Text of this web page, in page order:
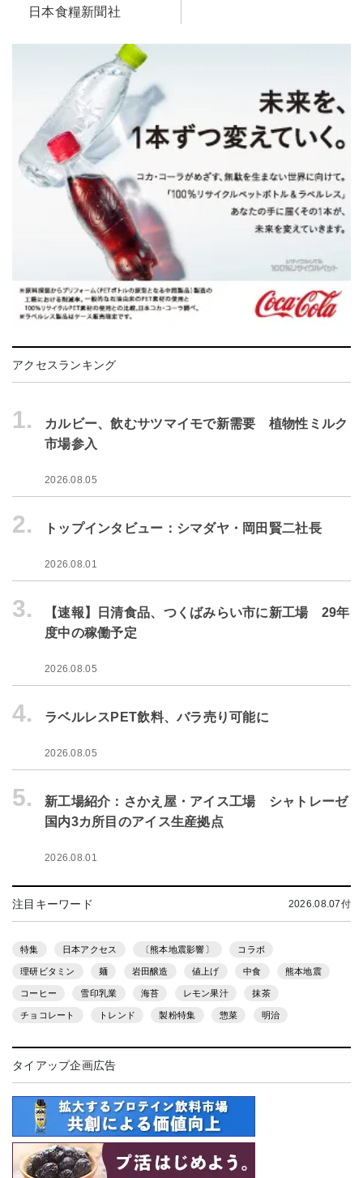
日本食糧新聞社
アクセスランキング
1.
カルビー、飲むサツマイモで新需要 植物性ミルク
市場参入
2026.08.05
2. トップインタビュー：シマダヤ・岡田賢二社長
2026.08.01
3.
【速報】日清食品、つくばみらい市に新工場 29年
度中の稼働予定
2026.08.05
4. ラベルレスPET飲料、バラ売り可能に
2026.08.05
5.
新工場紹介：さかえ屋・アイス工場 シャトレーゼ
国内3カ所目のアイス生産拠点
2026.08.01
注目キーワード 2026.08.07付
特集 日本アクセス 〔熊本地震影響〕 コラボ
理研ビタミン 麺 岩田醸造 値上げ 中食 熊本地震
コーヒー 雪印乳業 海苔 レモン果汁 抹茶
チョコレート トレンド 製粉特集 惣菜 明治
タイアップ企画広告